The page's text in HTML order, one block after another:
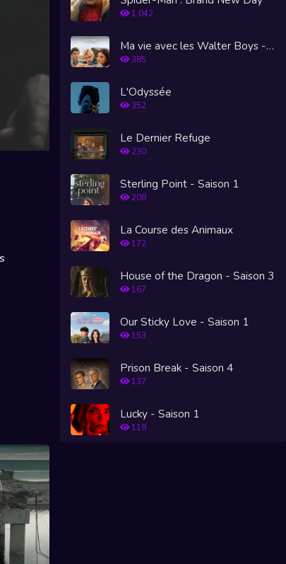
1,042
Ma vie avec les Walter Boys - Saison 3
385
L'Odyssée
352
Le Dernier Refuge
230
Sterling Point - Saison 1
208
La Course des Animaux
172
House of the Dragon - Saison 3
167
Our Sticky Love - Saison 1
153
Prison Break - Saison 4
137
Lucky - Saison 1
119